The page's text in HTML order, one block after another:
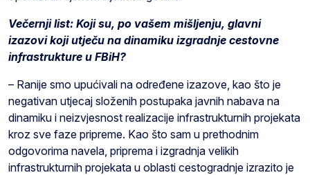
Večernji list: Koji su, po vašem mišljenju, glavni
izazovi koji utječu na dinamiku izgradnje cestovne
infrastrukture u FBiH?
– Ranije smo upućivali na određene izazove, kao što je
negativan utjecaj složenih postupaka javnih nabava na
dinamiku i neizvjesnost realizacije infrastrukturnih projekata
kroz sve faze pripreme. Kao što sam u prethodnim
odgovorima navela, priprema i izgradnja velikih
infrastrukturnih projekata u oblasti cestogradnje izrazito je